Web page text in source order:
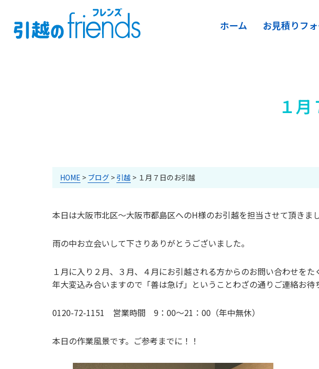
ホーム お見積りフ
１
HOME > ブログ > 引越 > １月７日のお引越
本日は大阪市北区～大阪市都島区へのH様のお引越を担当させて頂きまし
雨の中お立会いして下さりありがとうございました。
１月に入り２月、３月、４月にお引越される方からのお問い合わせを
年大変込み合いますので「善は急げ」ということわざの通りご連絡お待
0120-72-1151 営業時間 9：00～21：00（年中無休）
本日の作業風景です。ご参考までに！！